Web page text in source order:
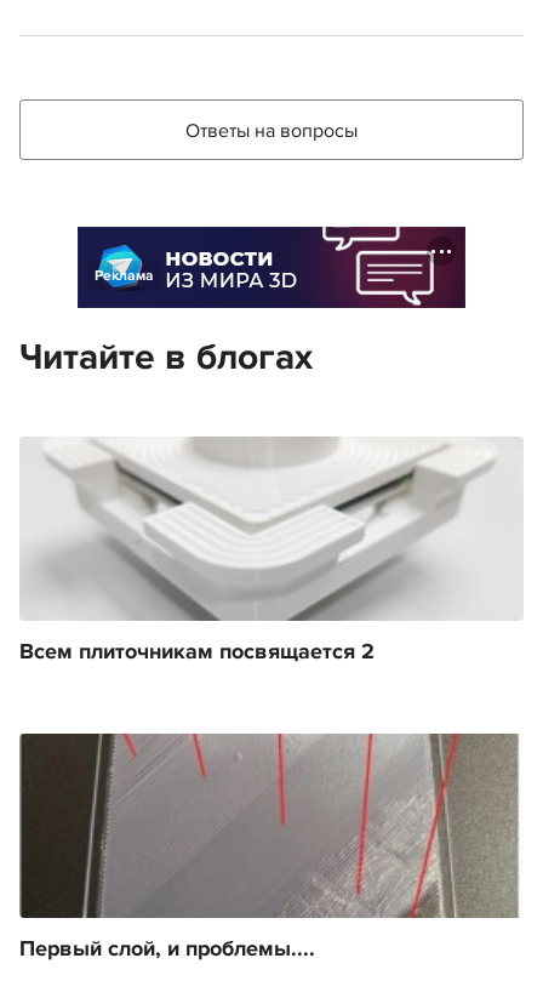
Ответы на вопросы
Реклама
Читайте в блогах
Всем плиточникам посвящается 2
Первый слой, и проблемы....